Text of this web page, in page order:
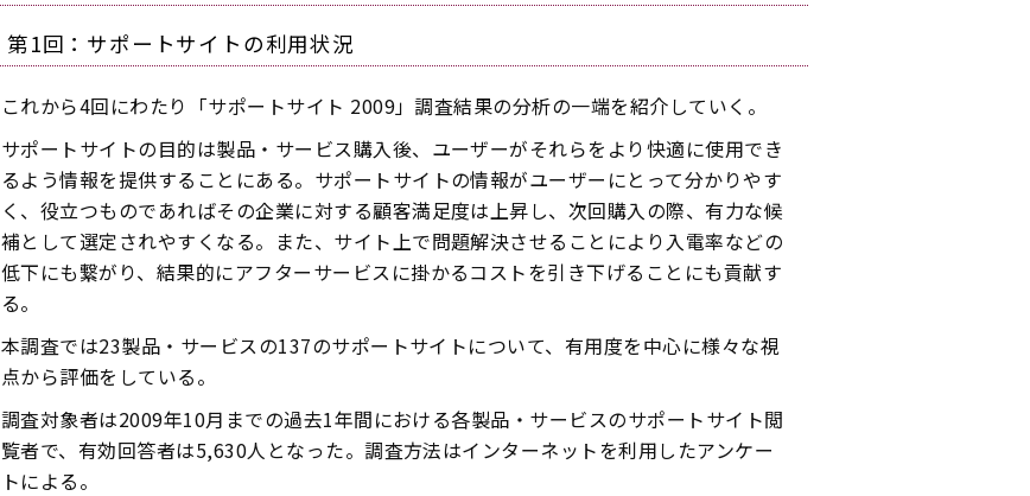
第1回：サポートサイトの利用状況
これから4回にわたり「サポートサイト 2009」調査結果の分析の一端を紹介していく。
サポートサイトの目的は製品・サービス購入後、ユーザーがそれらをより快適に使用でき
るよう情報を提供することにある。サポートサイトの情報がユーザーにとって分かりやす
く、役立つものであればその企業に対する顧客満足度は上昇し、次回購入の際、有力な候
補として選定されやすくなる。また、サイト上で問題解決させることにより入電率などの
低下にも繋がり、結果的にアフターサービスに掛かるコストを引き下げることにも貢献す
る。
本調査では23製品・サービスの137のサポートサイトについて、有用度を中心に様々な視
点から評価をしている。
調査対象者は2009年10月までの過去1年間における各製品・サービスのサポートサイト閲
覧者で、有効回答者は5,630人となった。調査方法はインターネットを利用したアンケー
トによる。